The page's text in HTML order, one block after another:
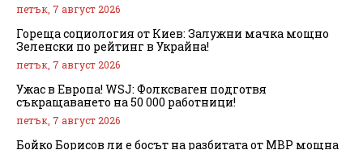
петък, 7 август 2026
Гореща социология от Киев: Залужни мачка мощно
Зеленски по рейтинг в Украйна!
петък, 7 август 2026
Ужас в Европа! WSJ: Фолксваген подготвя
съкращаването на 50 000 работници!
петък, 7 август 2026
Бойко Борисов ли е босът на разбитата от МВР мощна